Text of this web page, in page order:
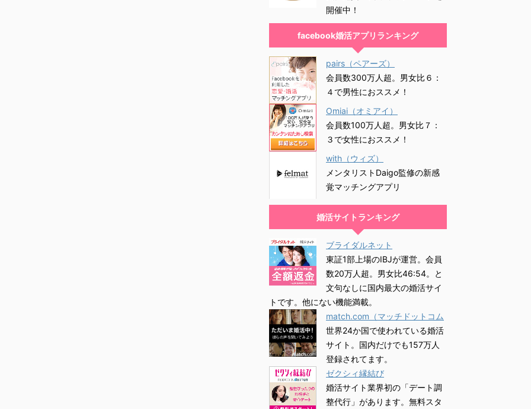
開催中！
facebook婚活アプリランキング
pairs（ペアーズ）
会員数300万人超。男女比６：
４で男性におススメ！
Omiai（オミアイ）
会員数100万人超。男女比７：
３で女性におススメ！
with（ウィズ）
メンタリストDaigo監修の新感
覚マッチングアプリ
婚活サイトランキング
ブライダルネット
東証1部上場のIBJが運営。会員
数20万人超。男女比46:54。と
文句なしに国内最大の婚活サイ
トです。他にない機能満載。
match.com（マッチドットコム
世界24か国で使われている婚活
サイト。国内だけでも157万人
登録されてます。
ゼクシィ縁結び
婚活サイト業界初の「デート調
整代行」があります。無料スタ